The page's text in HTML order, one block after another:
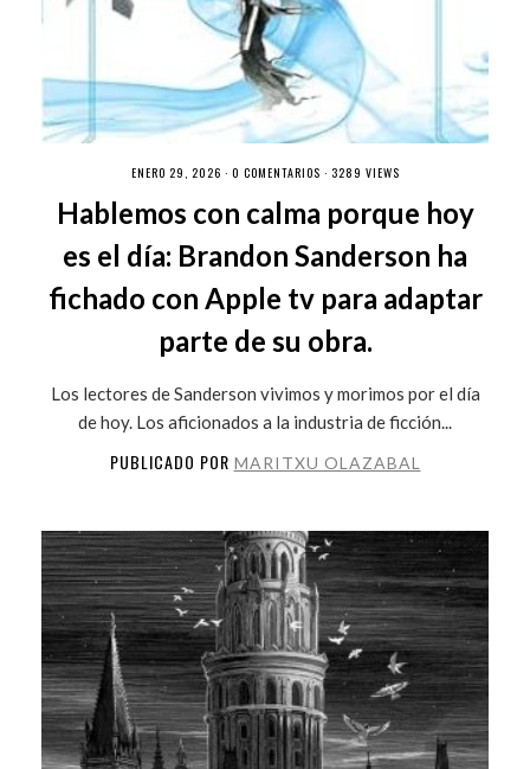
ENERO 29, 2026 · 0 COMENTARIOS · 3289 VIEWS
Hablemos con calma porque hoy
es el día: Brandon Sanderson ha
fichado con Apple tv para adaptar
parte de su obra.
Los lectores de Sanderson vivimos y morimos por el día
de hoy. Los aficionados a la industria de ficción...
PUBLICADO POR MARITXU OLAZABAL